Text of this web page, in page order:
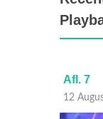
Afl. 7
12